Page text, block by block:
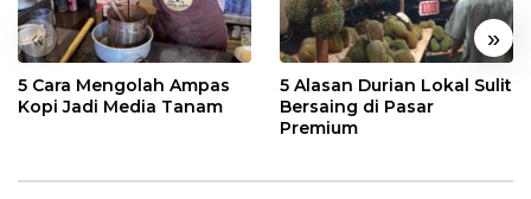
« »
5 Cara Mengolah Ampas
Kopi Jadi Media Tanam
5 Alasan Durian Lokal Sulit
Bersaing di Pasar
Premium